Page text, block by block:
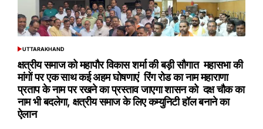
POSTED
UTTARAKHAND
क्षत्रीय समाज को महापौर विकास शर्मा की बड़ी सौगात महासभा की
मांगों पर एक साथ कई अहम घोषणाएं रिंग रोड का नाम महाराणा
प्रताप के नाम पर रखने का प्रस्ताव जाएगा शासन को दक्ष चौक का
नाम भी बदलेगा, क्षत्रीय समाज के लिए कम्युनिटी हॉल बनाने का
ऐलान